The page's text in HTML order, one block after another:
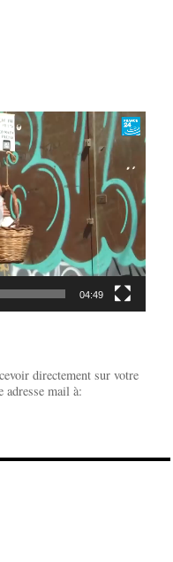
04:49
directement sur votre
mail à: